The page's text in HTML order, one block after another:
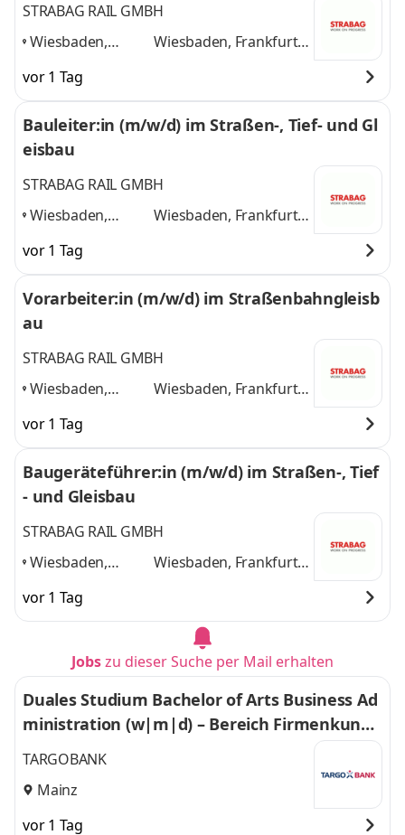
STRABAG RAIL GMBH
Wiesbaden,
Main, Mainz,
Darmstadt,
Wiesbaden, Frankfurt
weitere
vor 1 Tag
Bauleiter:in (m/w/d) im Straßen-, Tief- und Gl
eisbau
STRABAG RAIL GMBH
Wiesbaden,
Main, Mainz,
Darmstadt,
Wiesbaden, Frankfurt
weitere
vor 1 Tag
Vorarbeiter:in (m/w/d) im Straßenbahngleisb
au
STRABAG RAIL GMBH
Wiesbaden,
Main, Mainz,
Darmstadt,
Wiesbaden, Frankfurt
weitere
vor 1 Tag
Baugeräteführer:in (m/w/d) im Straßen-, Tief
- und Gleisbau
STRABAG RAIL GMBH
Wiesbaden,
Main, Mainz,
Darmstadt,
Wiesbaden, Frankfurt
weitere
vor 1 Tag
Jobszu dieser Suche per Mail erhalten
Duales Studium Bachelor of Arts Business Ad
ministration (w|m|d) – Bereich Firmenkunde
n – Mainz (01.08.2027)
TARGOBANK
Mainz
vor 1 Tag